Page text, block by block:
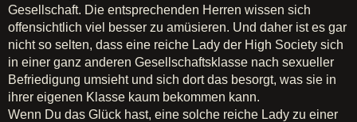
Gesellschaft. Die entsprechenden Herren wissen sich
offensichtlich viel besser zu amüsieren. Und daher ist es gar
nicht so selten, dass eine reiche Lady der High Society sich
in einer ganz anderen Gesellschaftsklasse nach sexueller
Befriedigung umsieht und sich dort das besorgt, was sie in
ihrer eigenen Klasse kaum bekommen kann.
Wenn Du das Glück hast, eine solche reiche Lady zu einer